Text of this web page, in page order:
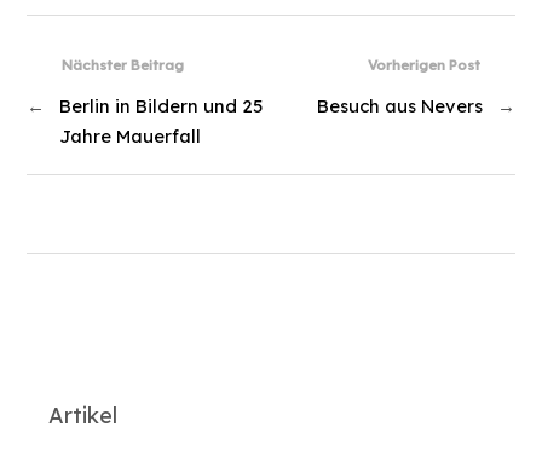
Vorherigen Post
Besuch aus Nevers →
Nächster Beitrag
←
Berlin in Bildern und 25
Jahre Mauerfall
Artikel